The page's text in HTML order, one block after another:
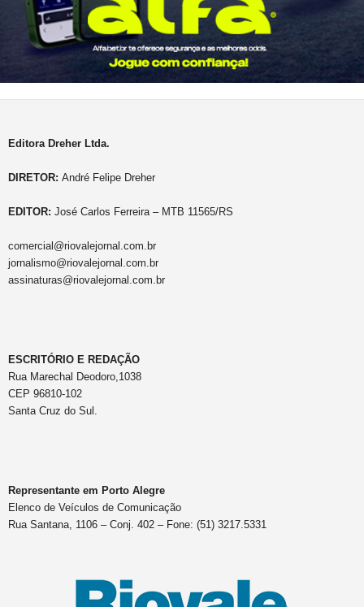
Editora Dreher Ltda.
DIRETOR: André Felipe Dreher
EDITOR: José Carlos Ferreira – MTB 11565/RS
comercial@riovalejornal.com.br
jornalismo@riovalejornal.com.br
assinaturas@riovalejornal.com.br
ESCRITÓRIO E REDAÇÃO
Rua Marechal Deodoro,1038
CEP 96810-102
Santa Cruz do Sul.
Representante em Porto Alegre
Elenco de Veículos de Comunicação
Rua Santana, 1106 – Conj. 402 – Fone: (51) 3217.5331